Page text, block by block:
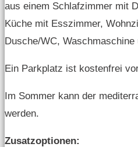
aus einem Schlafzimmer mit
Küche mit Esszimmer,
Dusche/WC, Waschmaschine
Ein Parkplatz ist kostenfrei
Im Sommer kann der
werden.
Zusatzoptionen: